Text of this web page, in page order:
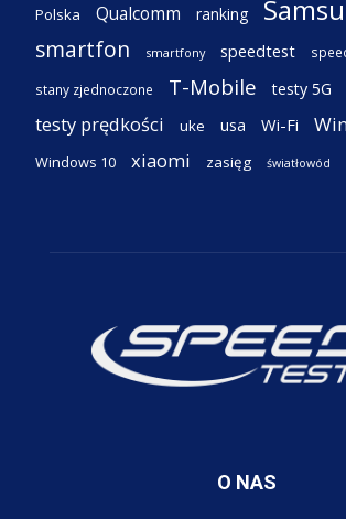
Polska Qualcomm ranking
smartfon smartfony speedtest
stany zjednoczone T-Mobile testy 5G
testy prędkości uke usa Wi-Fi
Windows 10 xiaomi zasięg światłowód
O NAS